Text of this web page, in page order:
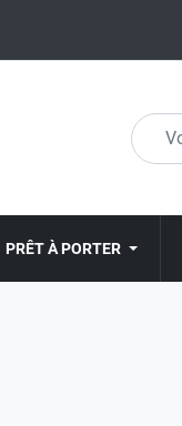
PRÊT À PORTER